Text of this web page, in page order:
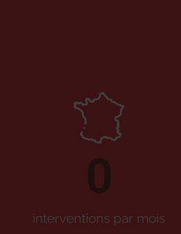
interventions par mois
0